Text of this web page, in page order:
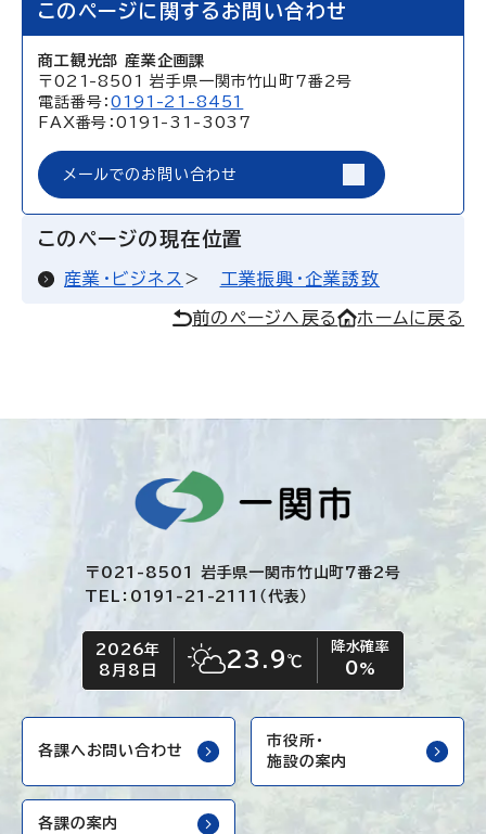
このページに関するお問い合わせ
商工観光部 産業企画課
〒021-8501 岩手県一関市竹山町7番2号
電話番号：0191-21-8451
FAX番号：0191-31-3037
メールでのお問い合わせ
このページの現在位置
産業・ビジネス 工業振興・企業誘致
前のページへ戻る ホームに戻る
〒021-8501 岩手県一関市竹山町7番2号
TEL：0191-21-2111（代表）
今日の日付
2026年
8月8日
今日の天気
晴れ時々くもり
23.9℃
降水確率
0%
各課へお問い合わせ
市役所・
施設の案内
各課の案内